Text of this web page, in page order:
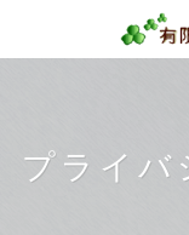
プライバ